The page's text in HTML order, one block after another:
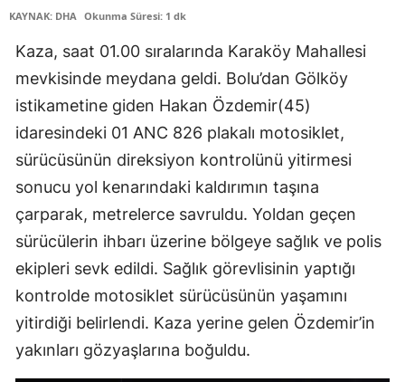
Elazığ
Erzincan
Erzurum
Eskişehir
Gaziantep
Giresun
Gümüşhane
Hakkari
KAYNAK: DHA Okunma Süresi: 1 dk
Kaza, saat 01.00 sıralarında Karaköy Mahallesi
mevkisinde meydana geldi. Bolu’dan Gölköy
istikametine giden Hakan Özdemir(45)
idaresindeki 01 ANC 826 plakalı motosiklet,
sürücüsünün direksiyon kontrolünü yitirmesi
sonucu yol kenarındaki kaldırımın taşına
çarparak, metrelerce savruldu. Yoldan geçen
sürücülerin ihbarı üzerine bölgeye sağlık ve polis
ekipleri sevk edildi. Sağlık görevlisinin yaptığı
kontrolde motosiklet sürücüsünün yaşamını
yitirdiği belirlendi. Kaza yerine gelen Özdemir’in
yakınları gözyaşlarına boğuldu.